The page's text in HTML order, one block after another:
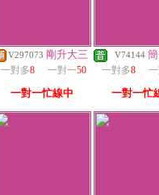
V297073 剛升大三
一對多8 一對一50
一對一忙線中
V74144
一對多8
一對一忙